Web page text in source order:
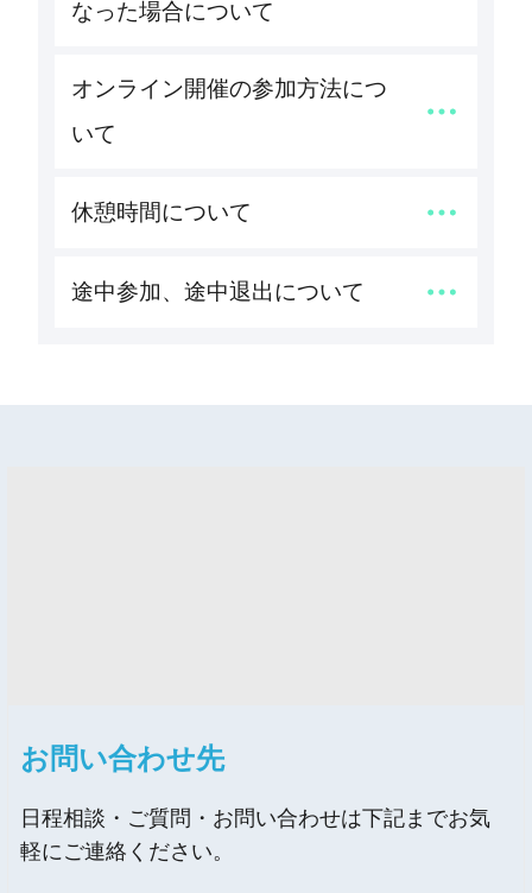
なった場合について
オンライン開催の参加方法につ
いて
休憩時間について
途中参加、途中退出について
お問い合わせ先
日程相談・ご質問・お問い合わせは下記までお気
軽にご連絡ください。